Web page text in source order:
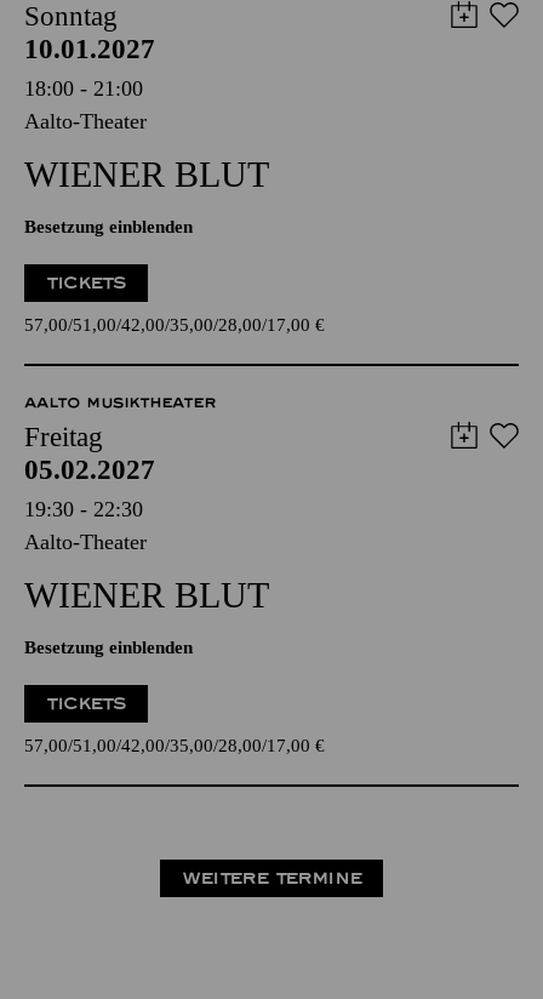
Sonntag
10.01.2027
18:00 - 21:00
Aalto-Theater
WIENER BLUT
Besetzung einblenden
TICKETS
57,00 51,00 42,00 35,00 28,00 17,00 €
AALTO MUSIKTHEATER
Freitag
05.02.2027
19:30 - 22:30
Aalto-Theater
WIENER BLUT
Besetzung einblenden
TICKETS
57,00 51,00 42,00 35,00 28,00 17,00 €
WEITERE TERMINE